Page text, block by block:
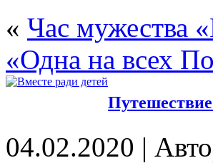
« Час мужества
«Одна на всех
04.02.2020 |